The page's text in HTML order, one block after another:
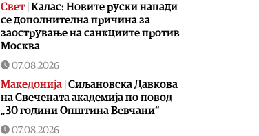
Свет| Калас: Новите руски напади
се дополнителна причина за
заострување на санкциите против
Москва
07.08.2026
Македонија | Сиљановска Давкова
на Свечената академија по повод
„30 години Општина Вевчани“
07.08.2026